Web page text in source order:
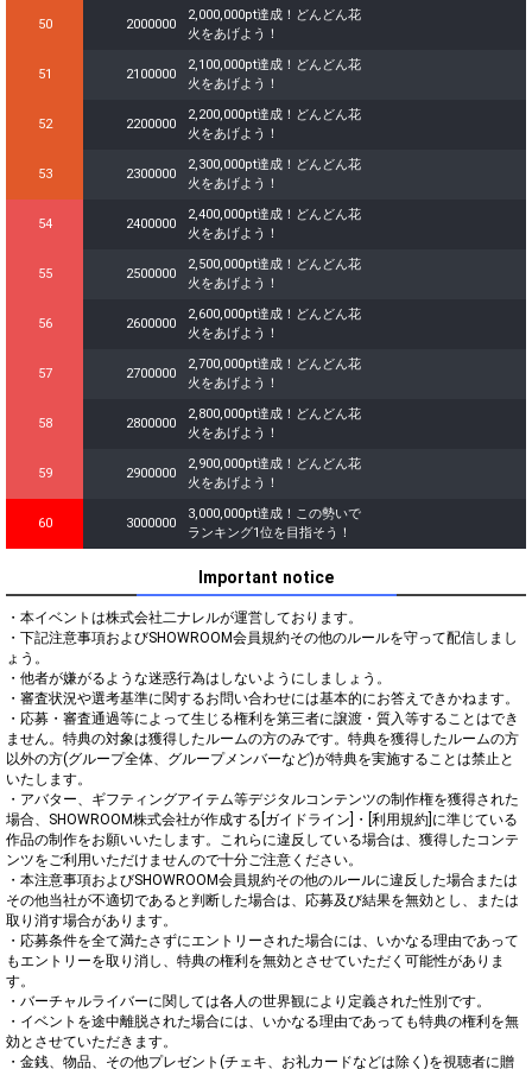
50 2000000
2,000,000pt達成！どんどん花
火をあげよう！
51 2100000
2,100,000pt達成！どんどん花
火をあげよう！
52 2200000
2,200,000pt達成！どんどん花
火をあげよう！
53 2300000
2,300,000pt達成！どんどん花
火をあげよう！
54 2400000
2,400,000pt達成！どんどん花
火をあげよう！
55 2500000
2,500,000pt達成！どんどん花
火をあげよう！
56 2600000
2,600,000pt達成！どんどん花
火をあげよう！
57 2700000
2,700,000pt達成！どんどん花
火をあげよう！
58 2800000
2,800,000pt達成！どんどん花
火をあげよう！
59 2900000
2,900,000pt達成！どんどん花
火をあげよう！
60 3000000
3,000,000pt達成！この勢いで
ランキング1位を目指そう！
Important notice
・本イベントは株式会社二ナレルが運営しております。
・下記注意事項およびSHOWROOM会員規約その他のルールを守って配信しまし
ょう。
・他者が嫌がるような迷惑行為はしないようにしましょう。
・審査状況や選考基準に関するお問い合わせには基本的にお答えできかねます。
・応募・審査通過等によって生じる権利を第三者に譲渡・質入等することはでき
ません。特典の対象は獲得したルームの方のみです。特典を獲得したルームの方
以外の方(グループ全体、グループメンバーなど)が特典を実施することは禁止と
いたします。
・アバター、ギフティングアイテム等デジタルコンテンツの制作権を獲得された
場合、SHOWROOM株式会社が作成する[ガイドライン]・[利用規約]に準じている
作品の制作をお願いいたします。これらに違反している場合は、獲得したコンテ
ンツをご利用いただけませんので十分ご注意ください。
・本注意事項およびSHOWROOM会員規約その他のルールに違反した場合または
その他当社が不適切であると判断した場合は、応募及び結果を無効とし、または
取り消す場合があります。
・応募条件を全て満たさずにエントリーされた場合には、いかなる理由であって
もエントリーを取り消し、特典の権利を無効とさせていただく可能性がありま
す。
・バーチャルライバーに関しては各人の世界観により定義された性別です。
・イベントを途中離脱された場合には、いかなる理由であっても特典の権利を無
効とさせていただきます。
・金銭、物品、その他プレゼント(チェキ、お礼カードなどは除く)を視聴者に贈